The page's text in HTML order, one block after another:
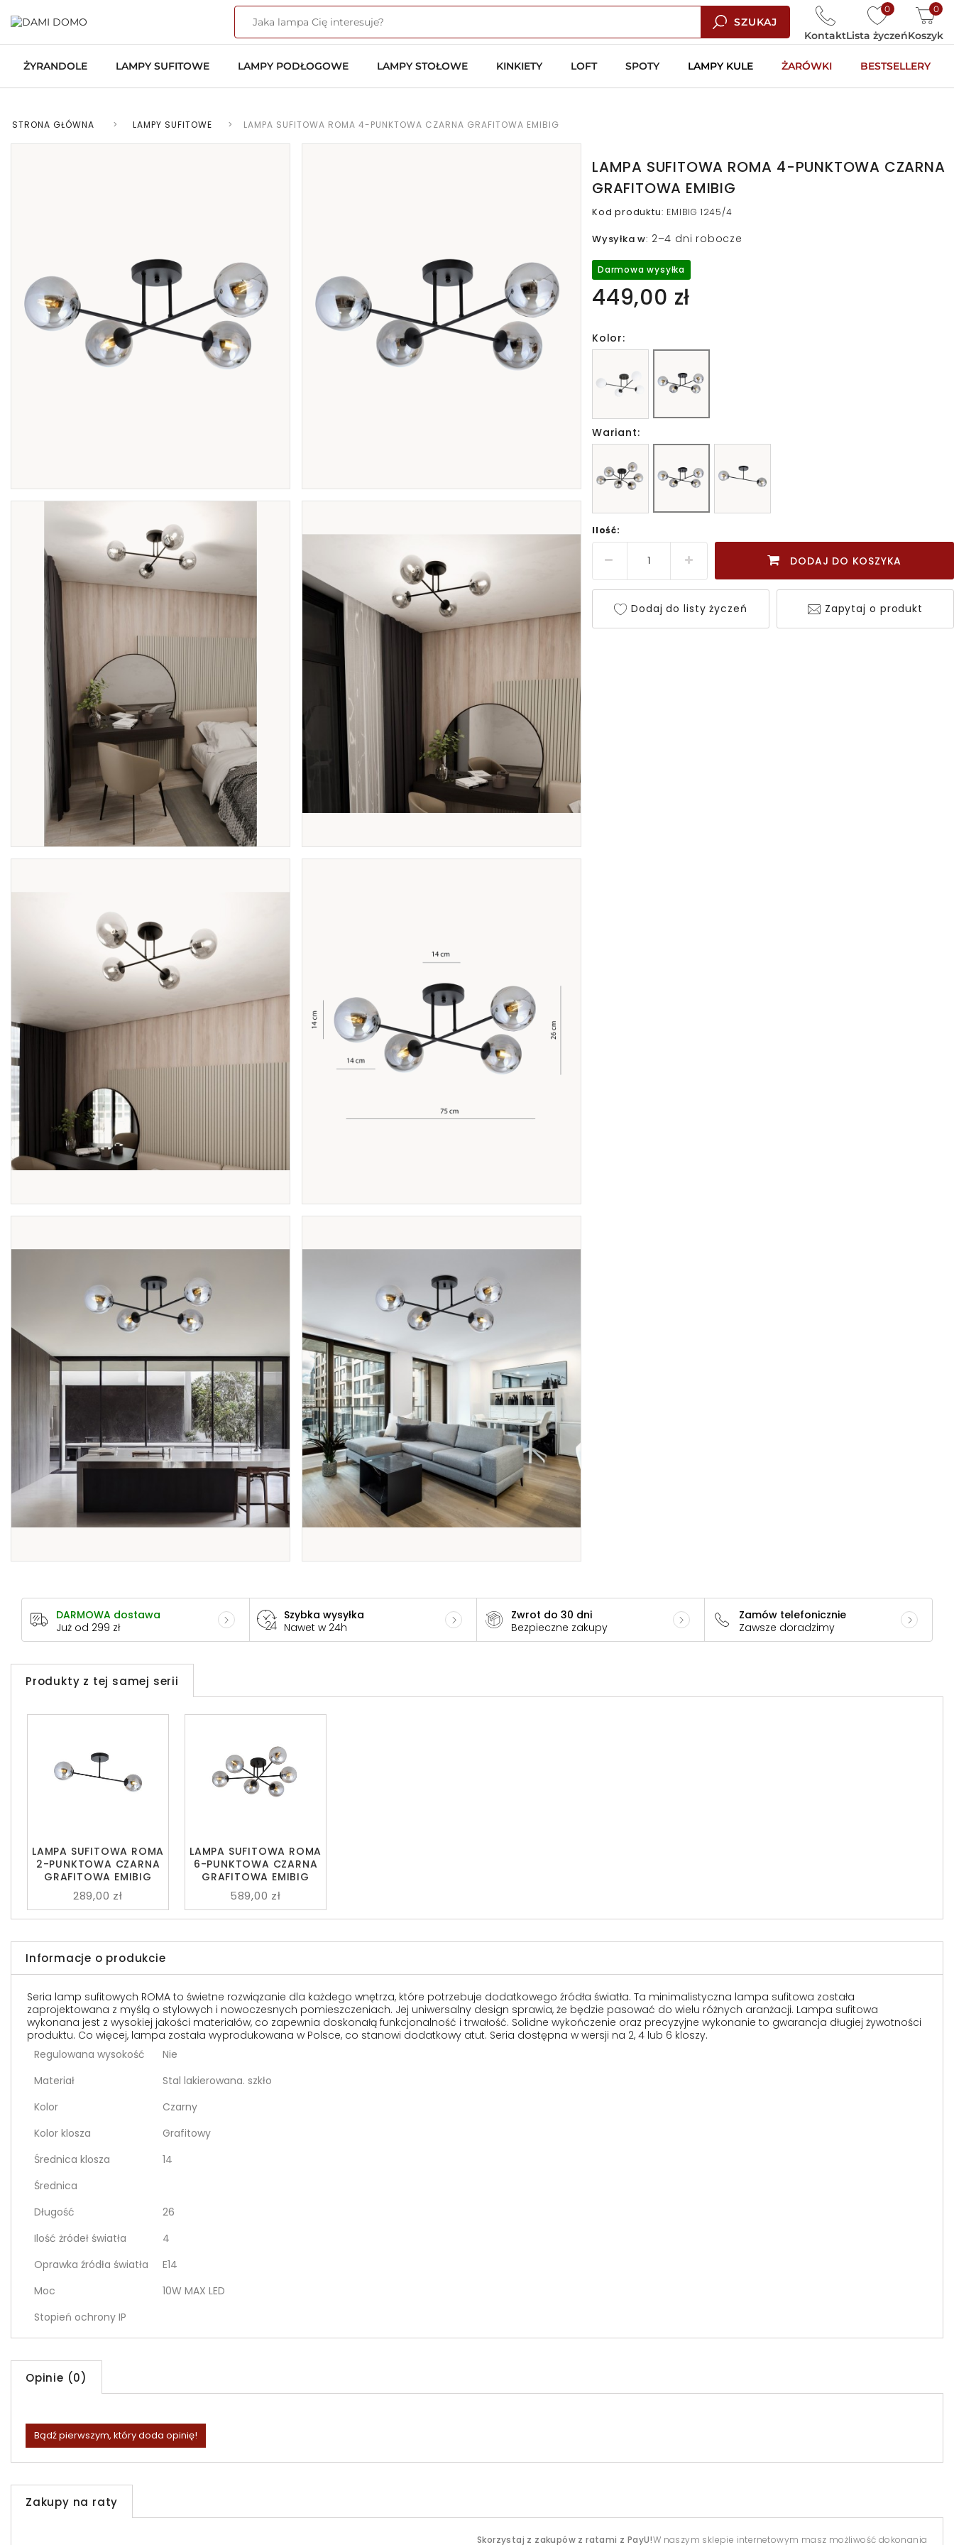
SZUKAJ
0
Lista życzeń
0
Koszyk
Kontakt
ŻYRANDOLE LAMPY SUFITOWE LAMPY PODŁOGOWE LAMPY STOŁOWE KINKIETY LOFT SPOTY LAMPY KULE ŻARÓWKI BESTSELLERY
STRONA GŁÓWNA > LAMPY SUFITOWE > LAMPA SUFITOWA ROMA 4-PUNKTOWA CZARNA GRAFITOWA EMIBIG
LAMPA SUFITOWA ROMA 4-PUNKTOWA CZARNA
GRAFITOWA EMIBIG
Kod produktu: EMIBIG 1245/4
Wysyłka w: 2–4 dni robocze
Darmowa wysyłka
449,00 zł
Kolor:
Wariant:
Ilość:
DODAJ DO KOSZYKA
Dodaj do listy życzeń Zapytaj o produkt
DARMOWA dostawa
Już od 299 zł
Szybka wysyłka
Nawet w 24h
Zwrot do 30 dni
Bezpieczne zakupy
Zamów telefonicznie
Zawsze doradzimy
Produkty z tej samej serii
LAMPA SUFITOWA ROMA
2-PUNKTOWA CZARNA
GRAFITOWA EMIBIG
289,00 zł
LAMPA SUFITOWA ROMA
6-PUNKTOWA CZARNA
GRAFITOWA EMIBIG
589,00 zł
Informacje o produkcie
Seria lamp sufitowych ROMA to świetne rozwiązanie dla każdego wnętrza, które potrzebuje dodatkowego źródła światła. Ta minimalistyczna lampa sufitowa została
zaprojektowana z myślą o stylowych i nowoczesnych pomieszczeniach. Jej uniwersalny design sprawia, że będzie pasować do wielu różnych aranżacji. Lampa sufitowa
wykonana jest z wysokiej jakości materiałów, co zapewnia doskonałą funkcjonalność i trwałość. Solidne wykończenie oraz precyzyjne wykonanie to gwarancja długiej żywotności
produktu. Co więcej, lampa została wyprodukowana w Polsce, co stanowi dodatkowy atut. Seria dostępna w wersji na 2, 4 lub 6 kloszy.
Regulowana wysokość
Nie
Materiał
Stal lakierowana. szkło
Kolor
Czarny
Kolor klosza
Grafitowy
Średnica klosza
14
Średnica
Długość
26
Ilość żródeł światła
4
Oprawka źródła światła
E14
Moc
10W MAX LED
Stopień ochrony IP
Opinie (0)
Bądź pierwszym, który doda opinię!
Zakupy na raty
Skorzystaj z zakupów z ratami z PayU!W naszym sklepie internetowym masz możliwość dokonania